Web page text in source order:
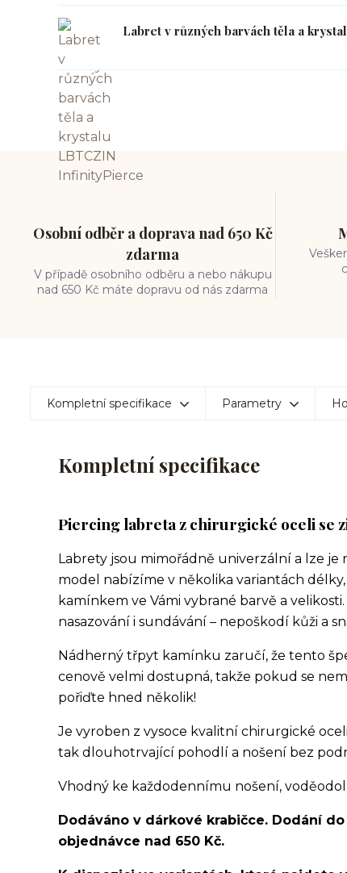
Labret v různých barvách těla a
Osobní odběr a doprava nad 650 Kč
zdarma
V případě osobního odběru a nebo nákupu
nad 650 Kč máte dopravu od nás zdarma
Kompletní specifikace Parametry
Kompletní specifikace
Piercing labreta z chirurgické oceli se
Labrety jsou mimořádně univerzální a lze
model nabízíme v několika variantách
kamínkem ve Vámi vybrané barvě a
nasazování i sundávání – nepoškodí kůži a
Nádherný třpyt kamínku zaručí, že tento
cenově velmi dostupná, takže pokud se
pořiďte hned několik!
Je vyroben z vysoce kvalitní chirurgické
tak dlouhotrvající pohodlí a nošení bez
Vhodný ke každodennímu nošení,
Dodáváno v dárkové krabičce. Dodání
objednávce nad 650 Kč.